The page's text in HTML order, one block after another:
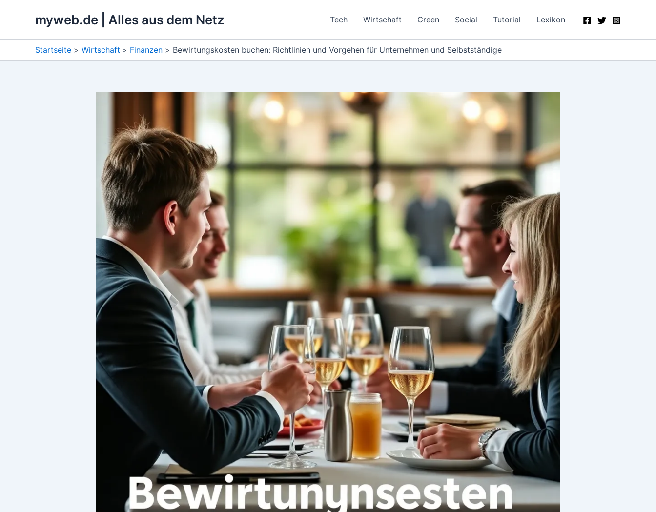
myweb.de | Alles aus dem Netz Tech Wirtschaft Green Social Tutorial Lexikon
Startseite Wirtschaft Finanzen Bewirtungskosten buchen: Richtlinien und Vorgehen für Unternehmen und Selbstständige